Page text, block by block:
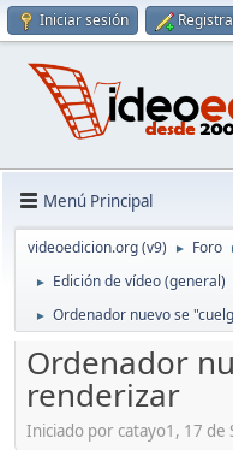
Iniciar sesión
Menú Principal
videoedicion.org (v9) ► Foro
► Edición de vídeo (general)
► Ordenador nuevo se
Ordenador
renderizar
Iniciado por catayo1, 17